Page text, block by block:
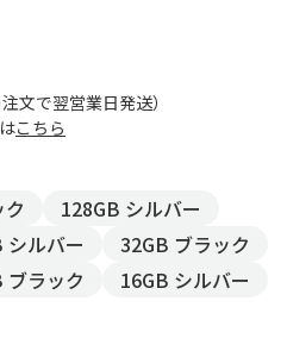
文で翌営業日発送）
こちら
128GB シルバー
シルバー
32GB ブラック
ブラック 16GB シルバー